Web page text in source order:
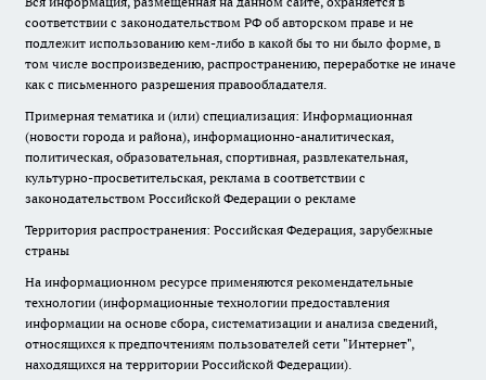
соответствии с законодательством РФ об авторском праве и не
подлежит использованию кем-либо в какой бы то ни было форме, в
том числе воспроизведению, распространению, переработке не иначе
как с письменного разрешения правообладателя.
Примерная тематика и (или) специализация: Информационная
(новости города и района), информационно-аналитическая,
политическая, образовательная, спортивная, развлекательная,
культурно-просветительская, реклама в соответствии с
законодательством Российской Федерации о рекламе
Территория распространения: Российская Федерация, зарубежные
страны
На информационном ресурсе применяются рекомендательные
технологии (информационные технологии предоставления
информации на основе сбора, систематизации и анализа сведений,
относящихся к предпочтениям пользователей сети "Интернет",
находящихся на территории Российской Федерации).